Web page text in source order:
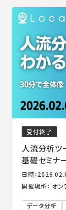
受付終了
人流分析ツ
基礎セミナ
日時：
開催場所： オン
データ分析